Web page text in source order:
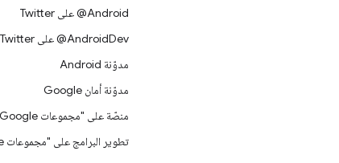
‎@Android على Twitter
‎@AndroidDev على Twitter
مدوّنة Android
مدوّنة أمان Google
منصّة على "مجموعات Google"
تطوير البرامج على "مجموعات Google"